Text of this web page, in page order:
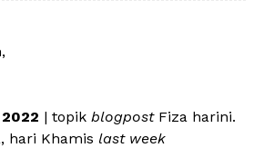
| topik blogpostFiza harini.
hari Khamis last week